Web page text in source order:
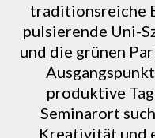
traditionsreiche
pulsierende Uni-
und die grünen
produktive
Seminarort
Kreativität und